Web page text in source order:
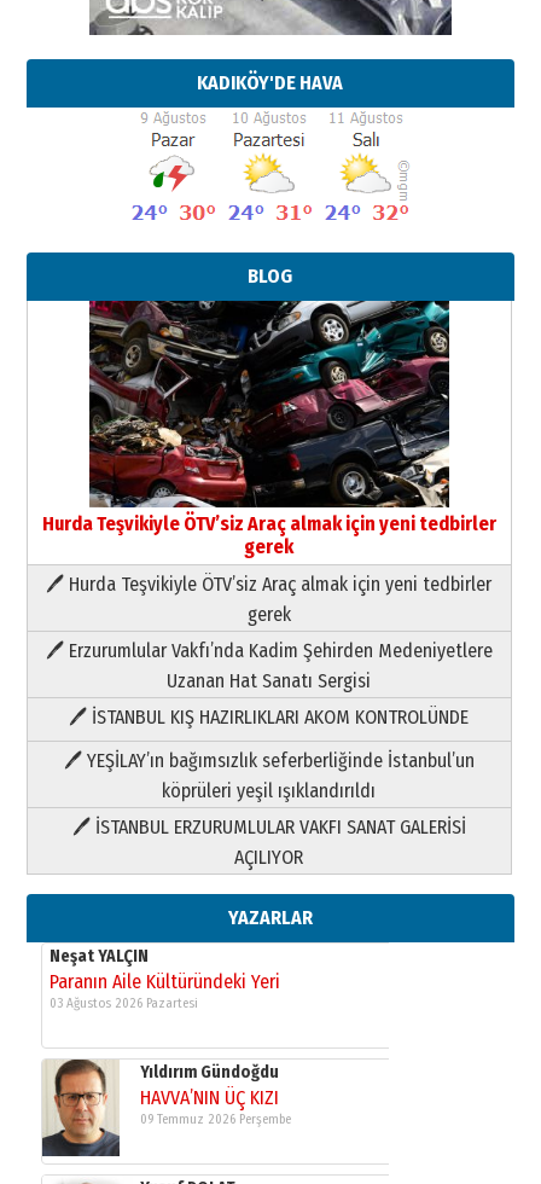
KADIKÖY'DE HAVA
BLOG
Hurda Teşvikiyle ÖTV’siz Araç almak için yeni tedbirler
gerek
🖊 Hurda Teşvikiyle ÖTV’siz Araç almak için yeni tedbirler
gerek
🖊 Erzurumlular Vakfı’nda Kadim Şehirden Medeniyetlere
Uzanan Hat Sanatı Sergisi
🖊 İSTANBUL KIŞ HAZIRLIKLARI AKOM KONTROLÜNDE
🖊 YEŞİLAY’ın bağımsızlık seferberliğinde İstanbul’un
köprüleri yeşil ışıklandırıldı
🖊 İSTANBUL ERZURUMLULAR VAKFI SANAT GALERİSİ
AÇILIYOR
YAZARLAR
Paranın Aile Kültüründeki Yeri
03 Ağustos 2026 Pazartesi
Yıldırım Gündoğdu
HAVVA’NIN ÜÇ KIZI
09 Temmuz 2026 Perşembe
Yusuf POLAT
Şampiyonluk Sebahattin Şirin’e
11 Mayıs 2026 Pazartesi
Neşat YALÇIN
Paranın Aile Kültüründeki Yeri
03 Ağustos 2026 Pazartesi
Yıldırım Gündoğdu
HAVVA’NIN ÜÇ KIZI
09 Temmuz 2026 Perşembe